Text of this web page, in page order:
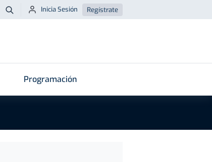
Buscar
Inicia Sesión Regístrate
Programación